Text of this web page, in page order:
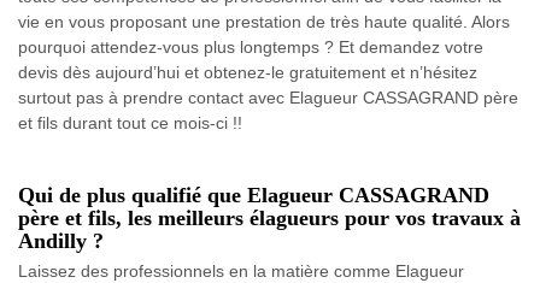
vie en vous proposant une prestation de très haute qualité. Alors
pourquoi attendez-vous plus longtemps ? Et demandez votre
devis dès aujourd’hui et obtenez-le gratuitement et n’hésitez
surtout pas à prendre contact avec Elagueur CASSAGRAND père
et fils durant tout ce mois-ci !!
Qui de plus qualifié que Elagueur CASSAGRAND
père et fils, les meilleurs élagueurs pour vos travaux à
Andilly ?
Laissez des professionnels en la matière comme Elagueur